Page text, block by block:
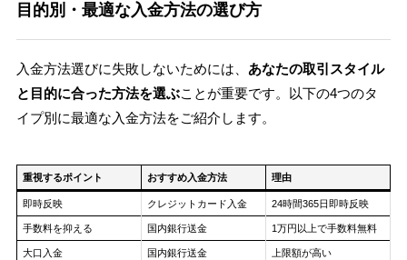
目的別・最適な入金方法の選び方
入金方法選びに失敗しないためには、 あなたの取引スタイル
と目的に合った方法を選ぶことが重要です。以下の4つのタ
イプ別に最適な入金方法をご紹介します。
重視するポイント おすすめ入金方法 理由
即時反映 クレジットカード入金 24時間365日即時反映
手数料を抑える 国内銀行送金 1万円以上で手数料無料
大口入金 国内銀行送金 上限額が高い